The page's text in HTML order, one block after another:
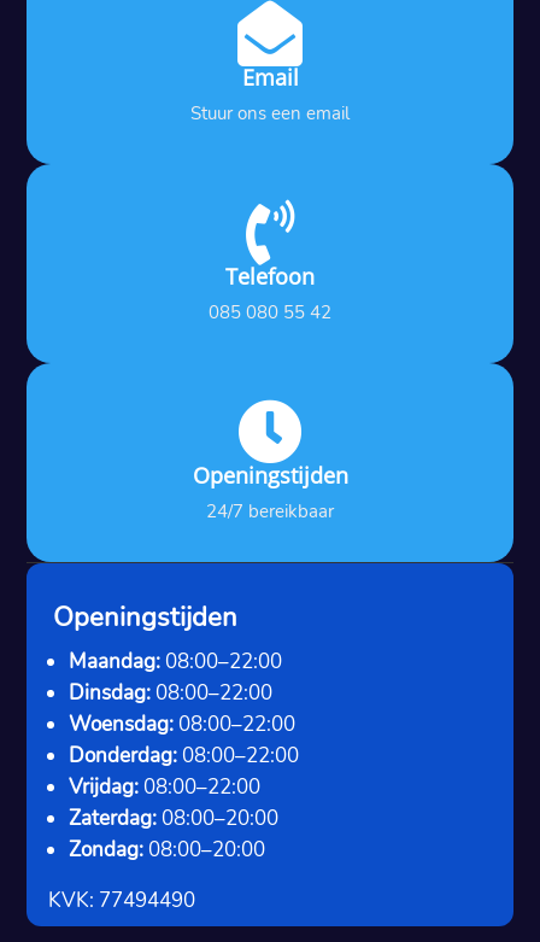

Email
Stuur ons een email

Telefoon
085 080 55 42

Openingstijden
24/7 bereikbaar
Openingstijden
Maandag: 08:00–22:00
Dinsdag: 08:00–22:00
Woensdag: 08:00–22:00
Donderdag: 08:00–22:00
Vrijdag: 08:00–22:00
Zaterdag: 08:00–20:00
Zondag: 08:00–20:00
KVK: 77494490